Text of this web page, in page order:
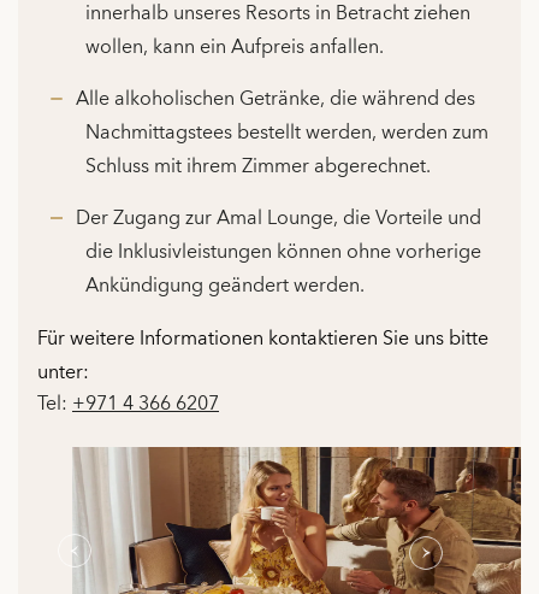
innerhalb unseres Resorts in Betracht ziehen
wollen, kann ein Aufpreis anfallen.
Alle alkoholischen Getränke, die während des
Nachmittagstees bestellt werden, werden zum
Schluss mit ihrem Zimmer abgerechnet.
Der Zugang zur Amal Lounge, die Vorteile und
die Inklusivleistungen können ohne vorherige
Ankündigung geändert werden.
Für weitere Informationen kontaktieren Sie uns bitte
unter:
Tel:+971 4 366 6207